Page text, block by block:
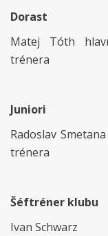
Dorast
Matej Tóth
trénera
Juniori
Radoslav
trénera
Šéftréner klubu
Ivan Schwarz